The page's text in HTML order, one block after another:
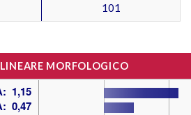
101
LINEARE MORFOLOGICO